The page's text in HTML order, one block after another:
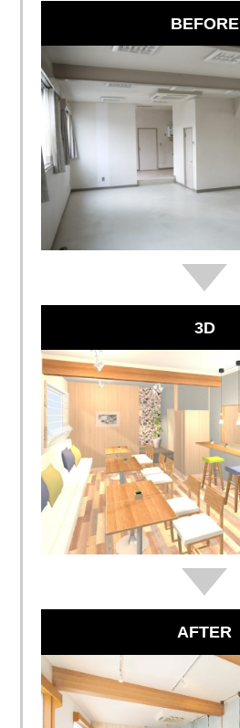
BEFORE
3D
AFTER